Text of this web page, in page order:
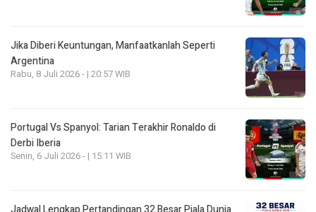
Jika Diberi Keuntungan, Manfaatkanlah Seperti
Argentina
Rabu, 8 Juli 2026 - | 20:57 WIB
Portugal Vs Spanyol: Tarian Terakhir Ronaldo di
Derbi Iberia
Senin, 6 Juli 2026 - | 15:11 WIB